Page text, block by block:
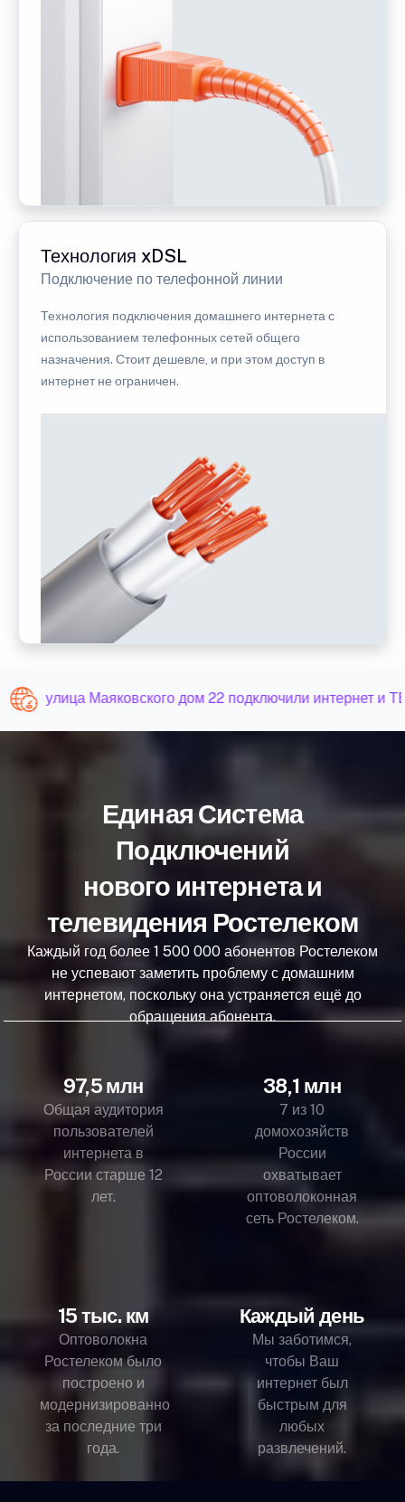
Технология xDSL
Подключение по телефонной линии
Технология подключения домашнего интернета с
использованием телефонных сетей общего
назначения. Стоит дешевле, и при этом доступ в
интернет не ограничен.
улица Маяковского дом 22 подключили интернет и ТВ
Единая Система
Подключений
нового интернета и
телевидения Ростелеком
Каждый год более 1 500 000 абонентов Ростелеком
не успевают заметить проблему с домашним
интернетом, поскольку она устраняется ещё до
обращения абонента.
97,5 млн
Общая аудитория
пользователей
интернета в
России старше 12
лет.
38,1 млн
7 из 10
домохозяйств
России
охватывает
оптоволоконная
сеть Ростелеком.
15 тыс. км
Оптоволокна
Ростелеком было
построено и
модернизированно
за последние три
года.
Каждый день
Мы заботимся,
чтобы Ваш
интернет был
быстрым для
любых
развлечений.